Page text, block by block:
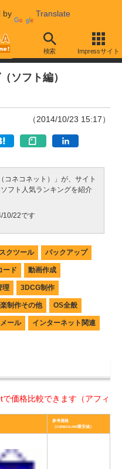
by Translate
検索 Impressサイト
ソフト編）
（2014/10/23 15:17）
コネコネット）」が、サイト
フト人気ランキングを紹介
10/22です
クツール バックアップ
ード 動画作成
理 3DCG制作
制作その他 OS全般
メール インターネット関連
価格比較できます（アフィ
参考価格
（coneco.net最安値）